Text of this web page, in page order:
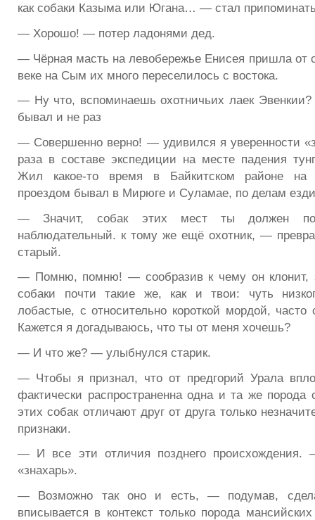
как собаки Казыма или Югана… — стал
— Хорошо! — потер ладонями дед.
— Чёрная масть на левобережье Енисея пришла от
веке на Сым их много переселилось с востока.
— Ну что, вспоминаешь охотничьих лаек
бывал и не раз
— Совершенно верно! — удивился я уверенности
раза в составе экспедиции на месте падения
Жил какое-то время в Байкитском районе на
проездом бывал в Мирюге и Суламае, по делам
— Значит, собак этих мест ты должен
наблюдательный. к тому же ещё охотник, —
старый.
— Помню, помню! — сообразив к чему он
собаки почти такие же, как и твои: чуть
лобастые, с относительно короткой мордой,
Кажется я догадываюсь, что ты от меня хочешь?
— И что же? — улыбнулся старик.
— Чтобы я признал, что от предгорий Урала
фактически распространенна одна и та же порода
этих собак отличают друг от друга только
признаки.
— И все эти отличия позднего происхождения.
«знахарь».
— Возможно так оно и есть, — подумав,
вписывается в контекст только порода